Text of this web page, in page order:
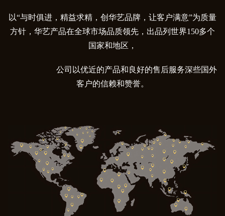
以“与时俱进，精益求精，创华艺品牌，让客户满意”为质量
方针，华艺产品在全球市场品质领先，出品列世界150多个
国家和地区，
公司以优近的产品和良好的售后服务深些国外
客户的信赖和赞誉。